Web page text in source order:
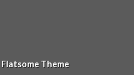
Flatsome Theme